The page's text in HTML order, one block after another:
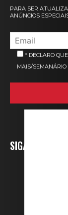
PARA SER
ANÚNCIOS
* DECLARO
MAIS/SEMANÁRIO
SIGA-NOS